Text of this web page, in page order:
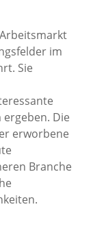
im
Sie
Die
erworbene
Branche